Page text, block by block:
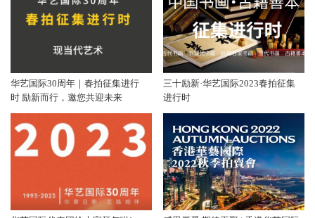
华艺国际30周年｜春拍征集进行
时 励新而行，邀您共迎未来
三十励新·华艺国际2023春拍征集
进行时